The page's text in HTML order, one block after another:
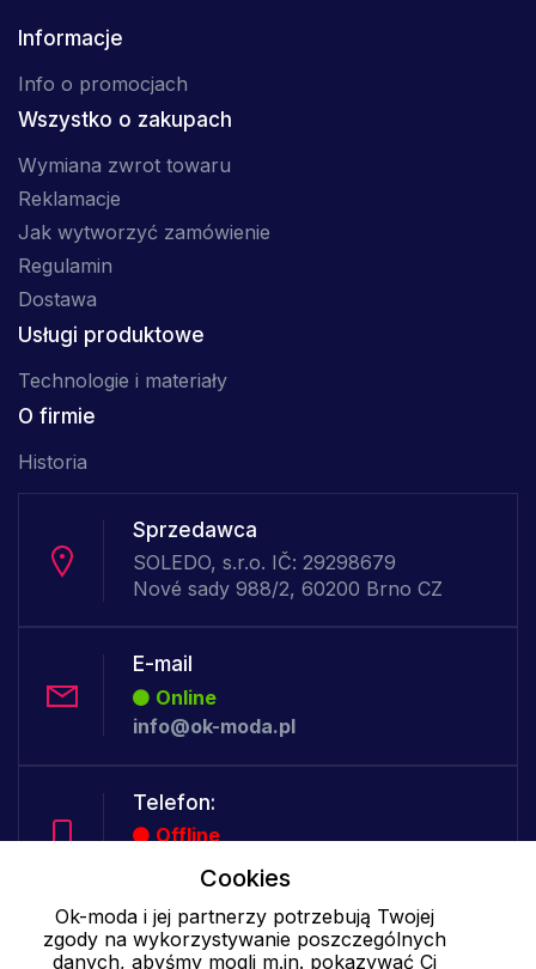
Informacje
Info o promocjach
Wszystko o zakupach
Wymiana zwrot towaru
Reklamacje
Jak wytworzyć zamówienie
Regulamin
Dostawa
Usługi produktowe
Technologie i materiały
O firmie
Historia
Sprzedawca
SOLEDO, s.r.o. IČ: 29298679
Nové sady 988/2, 60200 Brno CZ
E-mail
Online
info@ok-moda.pl
Telefon:
Offline
Cookies - szczegółowe ustawienia| Więcej informacji|Polityka
prywatności
Cookies
Ok-moda i jej partnerzy potrzebują Twojej
zgody na wykorzystywanie poszczególnych
danych, abyśmy mogli m.in. pokazywać Ci